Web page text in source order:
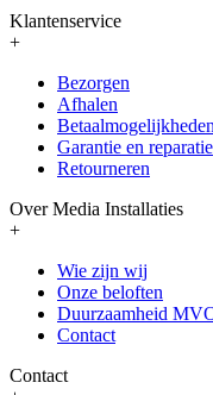
Klantenservice
+
Bezorgen
Afhalen
Betaalmogelijkheden
Garantie en reparatie
Retourneren
Over Media Installaties
+
Wie zijn wij
Onze beloften
Duurzaamheid
Contact
Contact